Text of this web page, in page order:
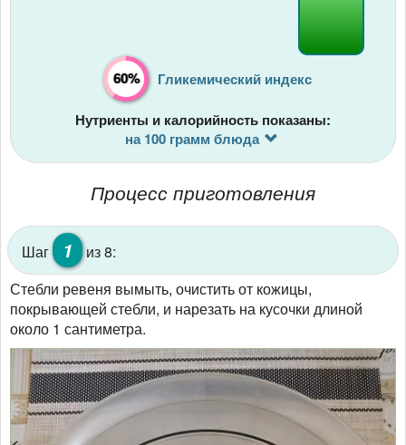
60% Гликемический индекс
Нутриенты и калорийность показаны:
на 100 грамм блюда
Процесс приготовления
Шаг 1
из 8:
Стебли ревеня вымыть, очистить от кожицы,
покрывающей стебли, и нарезать на кусочки длиной
около 1 сантиметра.